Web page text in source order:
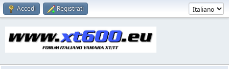
Accedi Registrati